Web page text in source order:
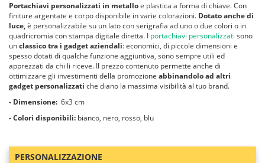
Portachiavi personalizzati in metalloe plastica a forma di chiave. Con
finiture argentate e corpo disponibile in varie colorazioni. Dotato anche di
luce,è personalizzabile su un lato con serigrafia ad uno o due colori o in
quadricromia con stampa digitale diretta. I portachiavi personalizzati sono
unclassico tra i gadget aziendali: economici, di piccole dimensioni e
spesso dotati di qualche funzione aggiuntiva, sono sempre utili ed
apprezzati da chi li riceve. Il prezzo contenuto permette anche di
ottimizzare gli investimenti della promozione abbinandolo ad altri
gadget personalizzati che diano la massima visibilità al tuo brand.
- Dimensione: 6x3 cm
- Colori disponibili: bianco, nero, rosso, blu
PERSONALIZZAZIONE